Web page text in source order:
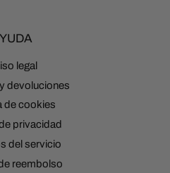
legal
devoluciones
de cookies
privacidad
del servicio
reembolso